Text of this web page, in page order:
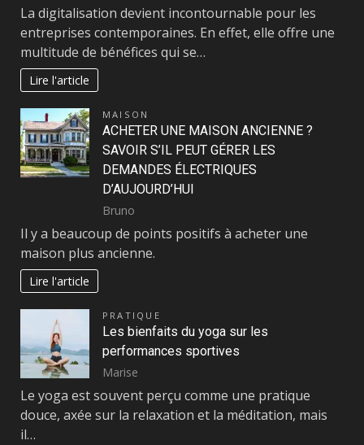
La digitalisation devient incontournable pour les
entreprises contemporaines. En effet, elle offre une
multitude de bénéfices qui se…
Lire l'article
MAISON
ACHETER UNE MAISON ANCIENNE ?
SAVOIR S’IL PEUT GÉRER LES
DEMANDES ÉLECTRIQUES
D’AUJOURD’HUI
Bruno
Il y a beaucoup de points positifs à acheter une
maison plus ancienne.
Lire l'article
PRATIQUE
Les bienfaits du yoga sur les
performances sportives
Marise
Le yoga est souvent perçu comme une pratique
douce, axée sur la relaxation et la méditation, mais
il…